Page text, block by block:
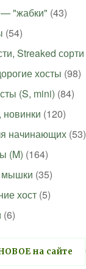
"жабки" (43)
(54)
Streaked сорти
хосты (98)
(S, mini) (84)
новинки (120)
начинающих (53)
(M) (164)
(35)
хост (5)
(6)
на сайте